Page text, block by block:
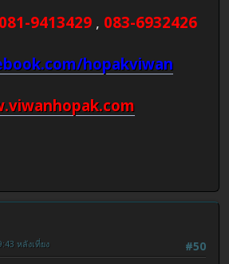
081-9413429 , 083-6932426
hopakviwan
#50
หลังเที่ยง